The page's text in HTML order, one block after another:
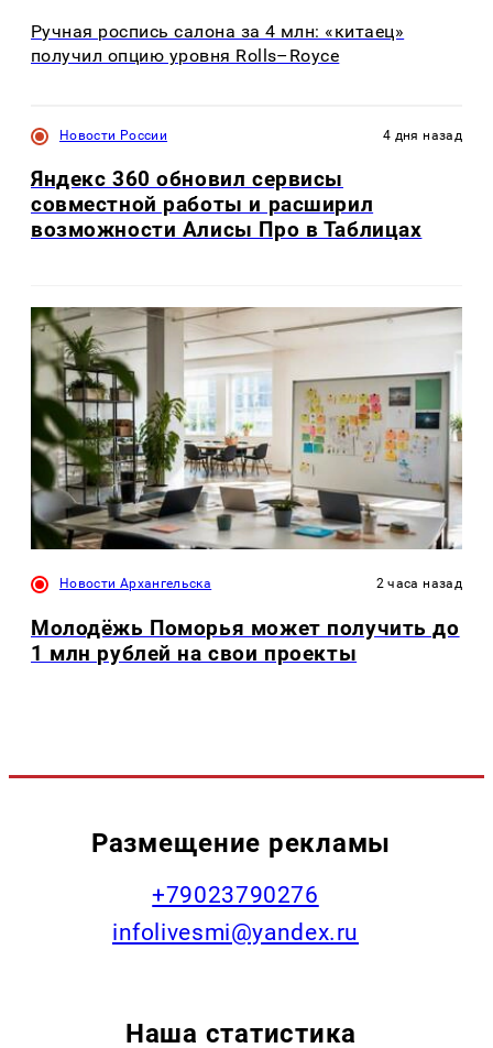
Ручная роспись салона за 4 млн: «китаец»
получил опцию уровня Rolls–Royce
Новости России 4 дня назад
Яндекс 360 обновил сервисы
совместной работы и расширил
возможности Алисы Про в Таблицах
Новости Архангельска 2 часа назад
Молодёжь Поморья может получить до
1 млн рублей на свои проекты
Размещение рекламы
+79023790276
infolivesmi@yandex.ru
Наша статистика